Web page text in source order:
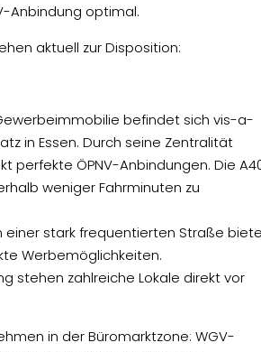
Anbindung optimal.
aktuell zur Disposition:
befindet sich vis-a-
in Essen. Durch seine Zentralität
perfekte ÖPNV-Anbindungen. Die
weniger Fahrminuten zu
einer stark frequentierten Straße
Werbemöglichkeiten.
stehen zahlreiche Lokale direkt vor
in der Büromarktzone: WGV-